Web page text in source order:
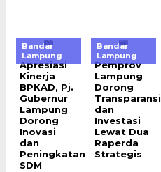
Bandar
Lampung
Apresiasi
Kinerja
BPKAD, Pj.
Gubernur
Lampung
Dorong
Inovasi
dan
Peningkatan
SDM
Bandar
Lampung
Pemprov
Lampung
Dorong
Transparansi
dan
Investasi
Lewat Dua
Raperda
Strategis